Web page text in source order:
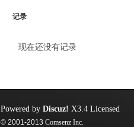
记录
现在还没有记录
Powered by Discuz! X3.4 Licensed
© 2001-2013 Comsenz Inc.